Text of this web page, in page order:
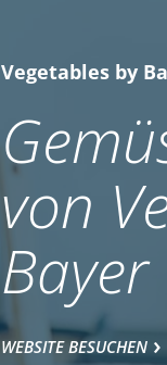
Vegetables by
von
Bayer
WEBSITE BESUCHEN